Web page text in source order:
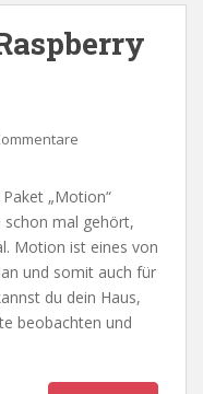
„Motion“
schon mal gehört,
Motion ist eines von
und somit auch für
du dein Haus,
beobachten und